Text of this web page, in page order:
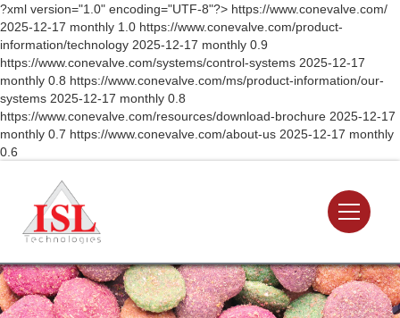
?xml version="1.0" encoding="UTF-8"?> https://www.conevalve.com/
2025-12-17 monthly 1.0 https://www.conevalve.com/product-
information/technology 2025-12-17 monthly 0.9
https://www.conevalve.com/systems/control-systems 2025-12-17
monthly 0.8 https://www.conevalve.com/ms/product-information/our-
systems 2025-12-17 monthly 0.8
https://www.conevalve.com/resources/download-brochure 2025-12-17
monthly 0.7 https://www.conevalve.com/about-us 2025-12-17 monthly
0.6